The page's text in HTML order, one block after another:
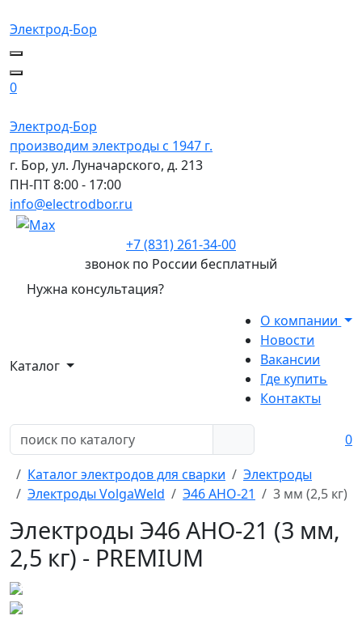
Электрод-Бор
0
Электрод-Бор
производим электроды с 1947 г.
г. Бор, ул. Луначарского, д. 213
ПН-ПТ 8:00 - 17:00
info@electrodbor.ru
+7 (831) 261-34-00
звонок по России бесплатный
Нужна консультация?
Каталог
О компании
Новости
Вакансии
Где купить
Контакты
0
Каталог электродов для сварки
Электроды
Электроды VolgaWeld
Э46 АНО-21 3 мм (2,5 кг)
Электроды Э46 АНО-21 (3 мм,
2,5 кг) - PREMIUM